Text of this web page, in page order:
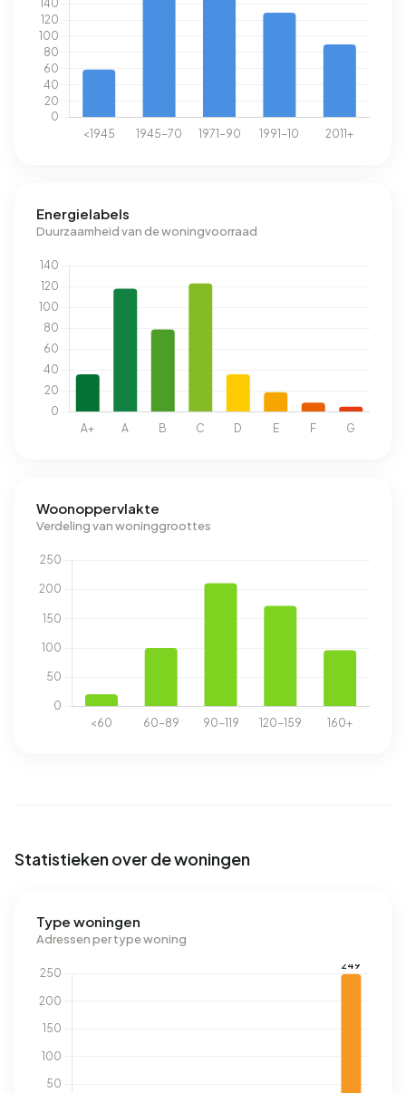
Energielabels
Duurzaamheid van de woningvoorraad
Woonoppervlakte
Verdeling van woninggroottes
Statistieken over de woningen
Type woningen
Adressen per type woning